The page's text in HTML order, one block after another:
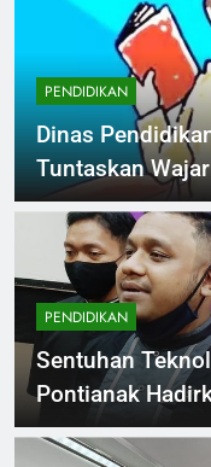
PENDIDIKAN
Dinas
Tuntaskan
PENDIDIKAN
Sentuhan
Pontianak
Quran